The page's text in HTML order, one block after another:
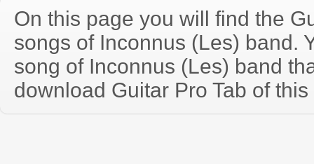
On this page you will find the
songs of Inconnus (Les) band.
song of Inconnus (Les) band
download Guitar Pro Tab of